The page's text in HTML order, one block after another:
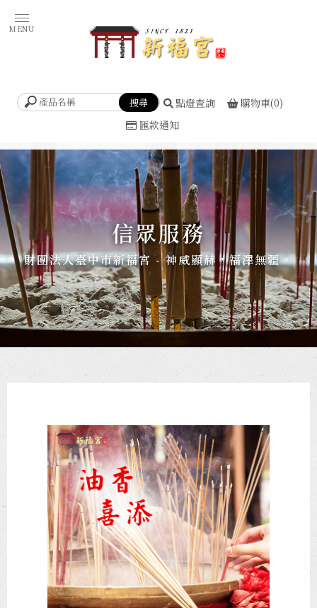
點燈查詢
購物車(0)
匯款通知
信眾服務